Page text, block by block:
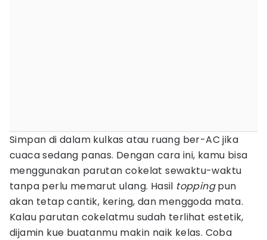
Simpan di dalam kulkas atau ruang ber-AC jika
cuaca sedang panas. Dengan cara ini, kamu bisa
menggunakan parutan cokelat sewaktu-waktu
tanpa perlu memarut ulang. Hasil toppingpun
akan tetap cantik, kering, dan menggoda mata.
Kalau parutan cokelatmu sudah terlihat estetik,
dijamin kue buatanmu makin naik kelas. Coba